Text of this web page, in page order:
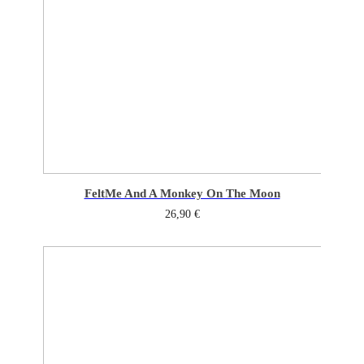
FeltMe And A Monkey On The Moon
26,90 €